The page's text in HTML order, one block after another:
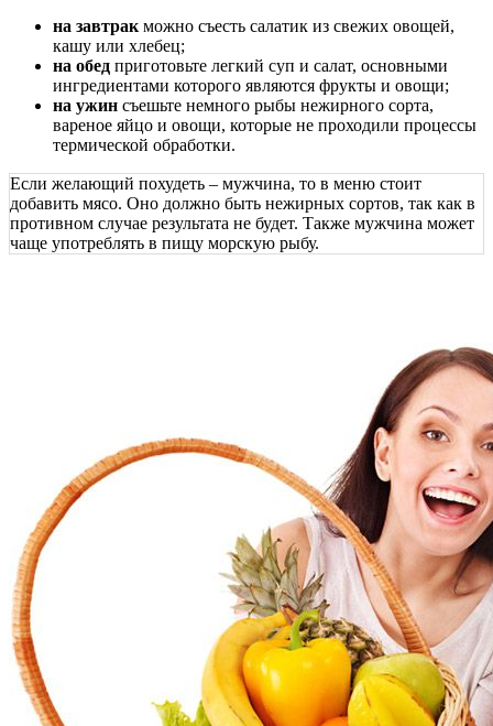
на завтракможно съесть салатик из свежих овощей,
кашу или хлебец;
на обед приготовьте легкий суп и салат, основными
ингредиентами которого являются фрукты и овощи;
на ужин съешьте немного рыбы нежирного сорта,
вареное яйцо и овощи, которые не проходили процессы
термической обработки.
Если желающий похудеть – мужчина, то в меню стоит
добавить мясо. Оно должно быть нежирных сортов, так как в
противном случае результата не будет. Также мужчина может
чаще употреблять в пищу морскую рыбу.